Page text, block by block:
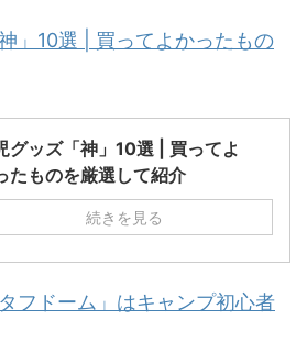
」10選 | 買ってよかったもの
グッズ「神」10選 | 買ってよ
たものを厳選して紹介
続きを見る
フドーム」はキャンプ初心者